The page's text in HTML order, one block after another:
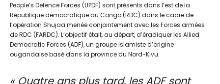
People’s Defence Forces (UPDF) sont présents dans l’est de la
République démocratique du Congo (RDC) dans le cadre de
l’opération Shujaa menée conjointement avec les Forces armées
de RDC (FARDC). L’objectif était, au départ, d’éradiquer les Allied
Democratic Forces (ADF), un groupe islamiste d’origine
ougandaise basé dans la province du Nord-Kivu.
« Quatre ans plus tard, les ADF sont